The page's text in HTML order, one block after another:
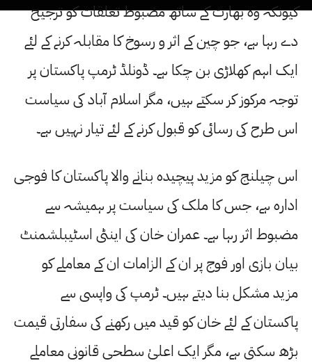
کیونکہ وہ بھارت کے ساتھ مضبوط تعلقات کو ترجیح
دے رہا ہے، جو چین کے اثر و رسوخ کا مقابلہ کرنے کے لئے
ایک اہم کھلاڑی بن چکا ہے۔ ڈونلڈ ٹرمپ پاکستان پر
توجہ مرکوز کر سکتے ہیں، مگر اسلام آباد کی سیاست
اس طرح کی رسائی کو قبول کرنے کے لئے تیار نہیں ہے۔
اس چیلنج کو مزید پیچیدہ بنانے والا پاکستان کا فوجی
ادارہ ہے، جس کا ملک کی سیاست پر ہمیشہ سے
مضبوط اثر رہا ہے۔ عمران خان کی اینٹی اسٹیبلشمنٹ
بیان بازی اور فوج پر ان کے الزامات ان کے معاملے کو
مزید مشکل بنا دیتے ہیں۔ ٹرمپ کی واپسی سے
پاکستان کے لئے خان کو قید میں رکھنے کی سفارتی قیمت
بڑھ سکتی ہے، مگر ایک اعلیٰ سطحی قانونی معاملے